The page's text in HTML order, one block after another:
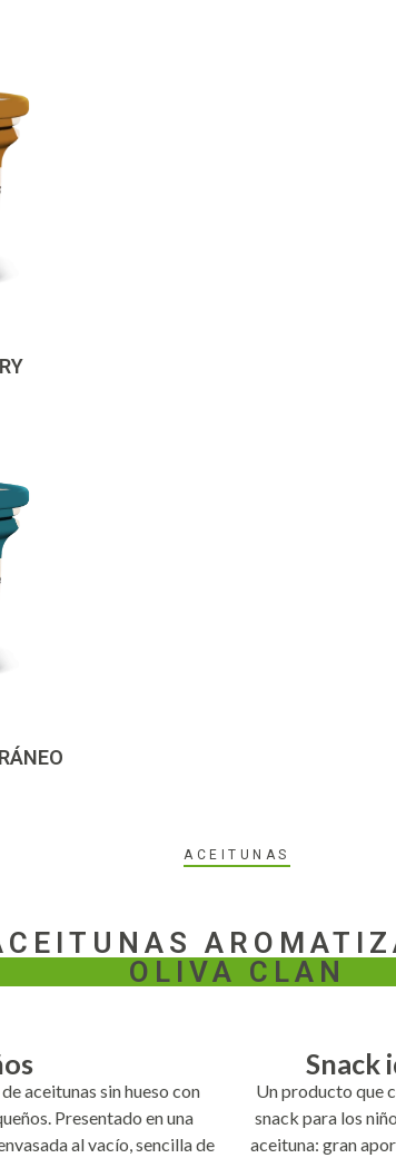
ACEITUNAS
OLIVA CLAN
aceitunas sin hueso con
Presentado en una
al vacío, sencilla de
Snack
Un producto que
snack para los
aceituna: gran